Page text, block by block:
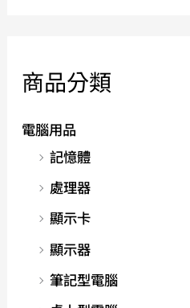
商品分類
電腦用品
記憶體
處理器
顯示卡
顯示器
筆記型電腦